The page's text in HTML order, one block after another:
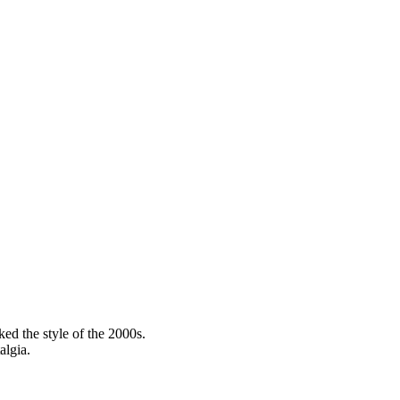
the style of the 2000s.